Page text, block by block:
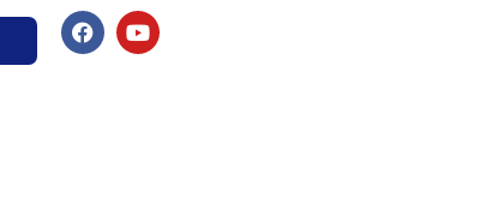
F
a
Y
o